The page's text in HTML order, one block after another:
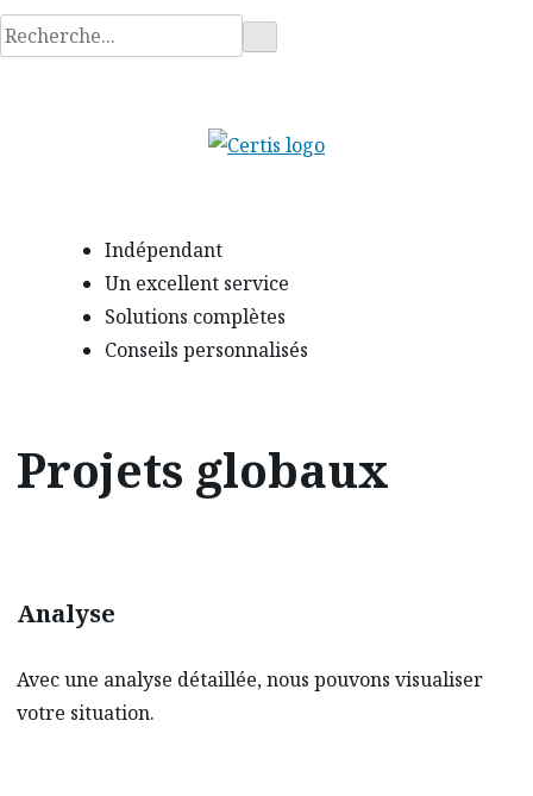
Rechercher
:
Indépendant
Un excellent service
Solutions complètes
Conseils personnalisés
Projets globaux
Analyse
Avec une analyse détaillée, nous pouvons visualiser
votre situation.